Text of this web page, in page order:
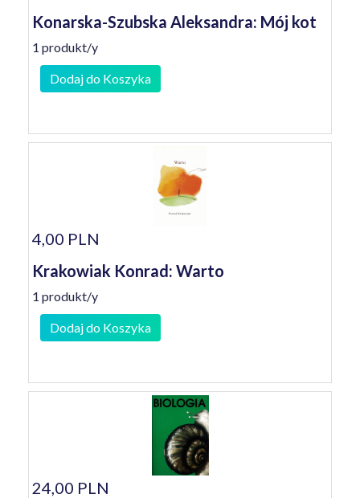
Konarska-Szubska Aleksandra: Mój kot
1 produkt/y
Dodaj do Koszyka
4,00 PLN
Krakowiak Konrad: Warto
1 produkt/y
Dodaj do Koszyka
24,00 PLN